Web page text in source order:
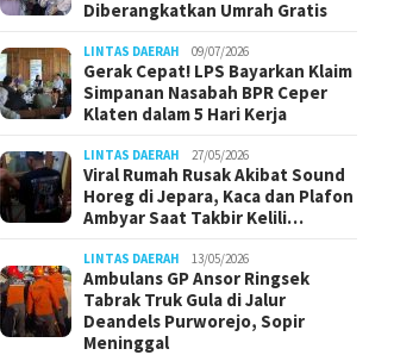
Diberangkatkan Umrah Gratis
LINTAS DAERAH 09/07/2026
Gerak Cepat! LPS Bayarkan Klaim
Simpanan Nasabah BPR Ceper
Klaten dalam 5 Hari Kerja
LINTAS DAERAH 27/05/2026
Viral Rumah Rusak Akibat Sound
Horeg di Jepara, Kaca dan Plafon
Ambyar Saat Takbir Kelili…
LINTAS DAERAH 13/05/2026
Ambulans GP Ansor Ringsek
Tabrak Truk Gula di Jalur
Deandels Purworejo, Sopir
Meninggal